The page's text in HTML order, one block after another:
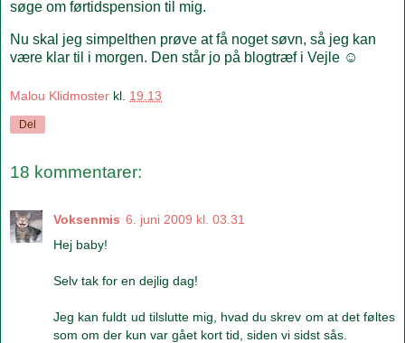
søge om førtidspension til mig.
Nu skal jeg simpelthen prøve at få noget søvn, så jeg kan
være klar til i morgen. Den står jo på blogtræf i Vejle ☺
Malou Klidmoster kl. 19.13
Del
18 kommentarer:
Voksenmis 6. juni 2009 kl. 03.31
Hej baby!
Selv tak for en dejlig dag!
Jeg kan fuldt ud tilslutte mig, hvad du skrev om at det føltes
som om der kun var gået kort tid, siden vi sidst sås.